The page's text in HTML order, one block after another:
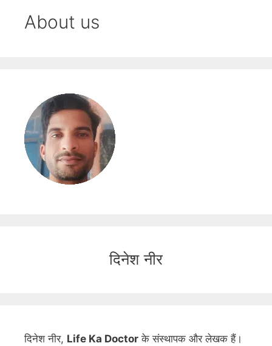
About us
दिनेश नीर
दिनेश नीर, Life Ka Doctor के संस्थापक और लेखक हैं।